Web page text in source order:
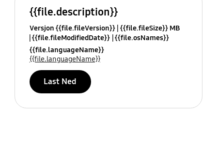
{{file.description}}
Versjon {{file.fileVersion}} {{file.fileSize}} MB
{{file.fileModifiedDate}} {{file.osNames}}
{{file.languageName}}
{{file.languageName}}
Last Ned